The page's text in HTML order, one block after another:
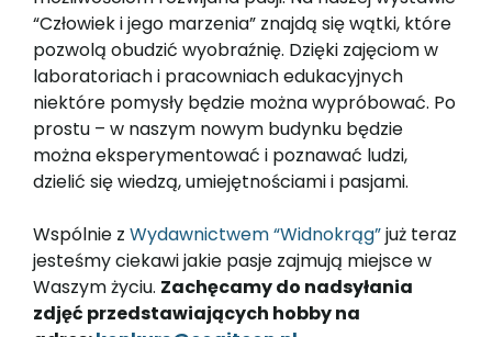
“Człowiek i jego marzenia” znajdą się wątki, które
pozwolą obudzić wyobraźnię. Dzięki zajęciom w
laboratoriach i pracowniach edukacyjnych
niektóre pomysły będzie można wypróbować. Po
prostu – w naszym nowym budynku będzie
można eksperymentować i poznawać ludzi,
dzielić się wiedzą, umiejętnościami i pasjami.
Wspólnie z Wydawnictwem “Widnokrąg”już teraz
jesteśmy ciekawi jakie pasje zajmują miejsce w
Waszym życiu. Zachęcamy do nadsyłania
zdjęć przedstawiających hobby na